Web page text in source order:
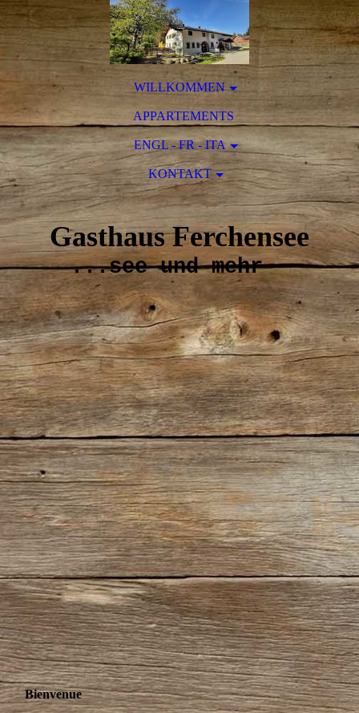
WILLKOMMEN
APPARTEMENTS
ENGL - FR - ITA
KONTAKT
Gasthaus Ferchensee
...see und mehr
Bienvenue